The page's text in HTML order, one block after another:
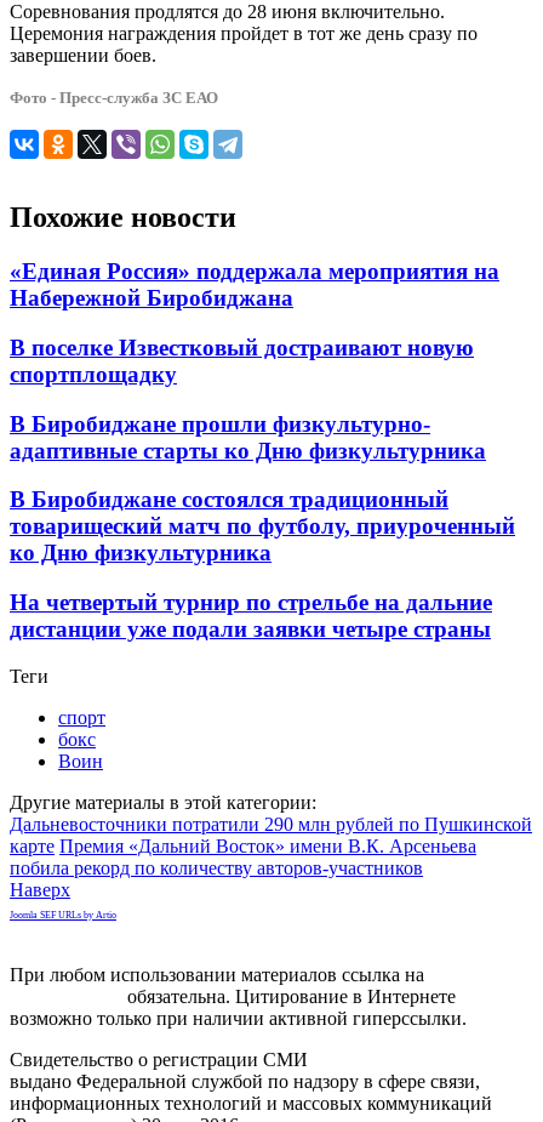
Соревнования продлятся до 28 июня включительно.
Церемония награждения пройдет в тот же день сразу по
завершении боев.
Фото - Пресс-служба ЗС ЕАО
Похожие новости
«Единая Россия» поддержала мероприятия на
Набережной Биробиджана
В поселке Известковый достраивают новую
спортплощадку
В Биробиджане прошли физкультурно-
адаптивные старты ко Дню физкультурника
В Биробиджане состоялся традиционный
товарищеский матч по футболу, приуроченный
ко Дню физкультурника
На четвертый турнир по стрельбе на дальние
дистанции уже подали заявки четыре страны
Теги
спорт
бокс
Воин
Другие материалы в этой категории:
Дальневосточники потратили 290 млн рублей по Пушкинской
карте Премия «Дальний Восток» имени В.К. Арсеньева
побила рекорд по количеству авторов-участников
Наверх
Joomla SEF URLs by Artio
При любом использовании материалов ссылка на
обязательна. Цитирование в Интернете
возможно только при наличии активной гиперссылки.
Свидетельство о регистрации СМИ
выдано Федеральной службой по надзору в сфере связи,
информационных технологий и массовых коммуникаций